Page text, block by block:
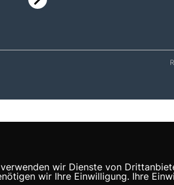
wir Dienste von
wir Ihre Einwilligung. Ihre